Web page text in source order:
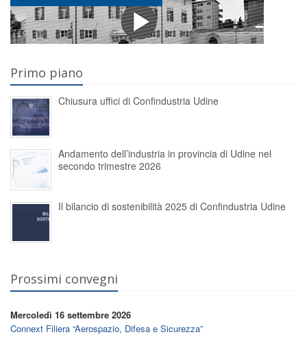
Primo piano
Chiusura uffici di Confindustria Udine
Andamento dell’industria in provincia di Udine nel
secondo trimestre 2026
Il bilancio di sostenibilità 2025 di Confindustria Udine
Prossimi convegni
Mercoledì 16 settembre 2026
Connext Filiera “Aerospazio, Difesa e Sicurezza”